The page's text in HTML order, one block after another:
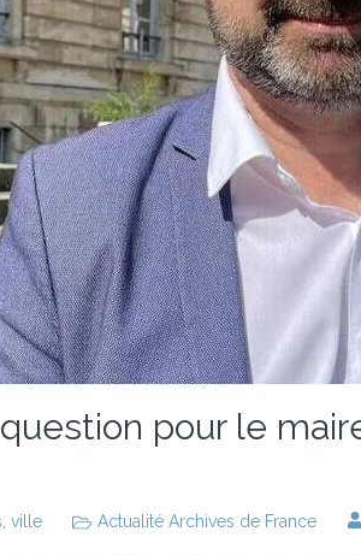
pour le
ville Actualité Archives de France